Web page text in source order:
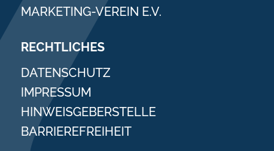
MARKETING-VEREIN E.V.
RECHTLICHES
DATENSCHUTZ
IMPRESSUM
HINWEISGEBERSTELLE
BARRIEREFREIHEIT